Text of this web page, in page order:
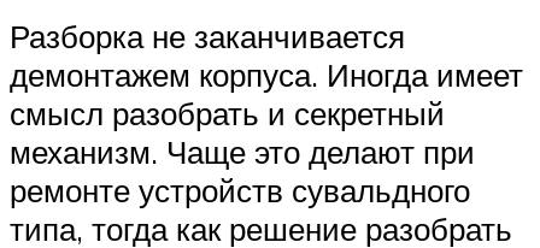
Разборка не заканчивается
демонтажем корпуса. Иногда имеет
смысл разобрать и секретный
механизм. Чаще это делают при
ремонте устройств сувальдного
типа, тогда как решение разобрать